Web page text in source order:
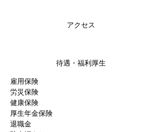
アクセス
待遇・福利厚生
雇用保険
労災保険
健康保険
厚生年金保険
退職金